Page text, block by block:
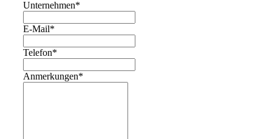
Unternehmen*
E-Mail*
Telefon*
Anmerkungen*